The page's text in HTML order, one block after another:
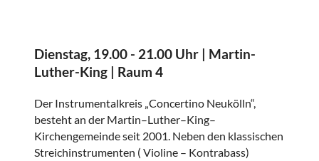
Dienstag, 19.00 - 21.00 Uhr | Martin-
Luther-King | Raum 4
Der Instrumentalkreis „Concertino Neukölln“,
besteht an der Martin–Luther–King–
Kirchengemeinde seit 2001. Neben den klassischen
Streichinstrumenten ( Violine – Kontrabass)